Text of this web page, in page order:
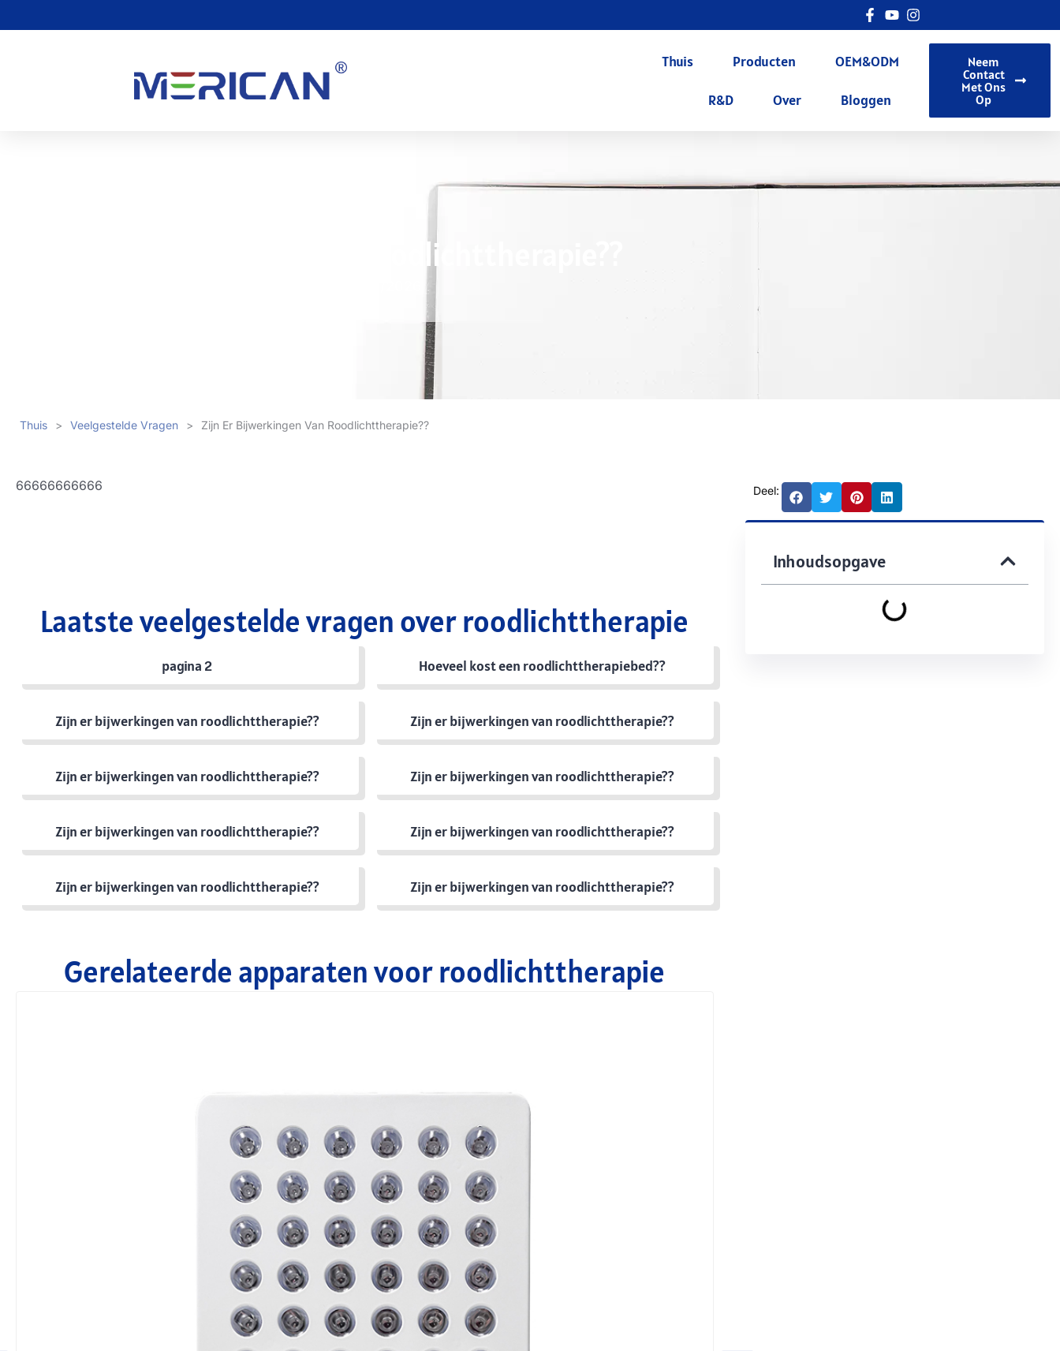
Thuis Producten OEM&ODM
R&D Over Bloggen
Neem
Contact
Met Ons
Op
Zijn Er Bijwerkingen Van Roodlichttherapie??
Thuis > Veelgestelde Vragen > Zijn Er Bijwerkingen Van Roodlichttherapie??
66666666666
Laatste veelgestelde vragen over roodlichttherapie
pagina 2 Hoeveel kost een roodlichttherapiebed??
Zijn er bijwerkingen van roodlichttherapie?? Zijn er bijwerkingen van roodlichttherapie??
Zijn er bijwerkingen van roodlichttherapie?? Zijn er bijwerkingen van roodlichttherapie??
Zijn er bijwerkingen van roodlichttherapie?? Zijn er bijwerkingen van roodlichttherapie??
Zijn er bijwerkingen van roodlichttherapie?? Zijn er bijwerkingen van roodlichttherapie??
Gerelateerde apparaten voor roodlichttherapie
Deel:
Inhoudsopgave